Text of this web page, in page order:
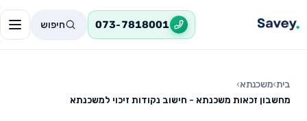
073-7818001 חיפוש
בית›משכנתא›
מחשבון זכאות משכנתא - חישוב נקודות זיכוי למשכנתא